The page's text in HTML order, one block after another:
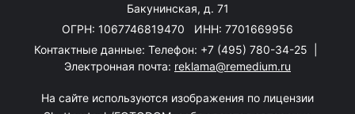
Бакунинская, д. 71
ОГРН: 1067746819470 ИНН: 7701669956
Контактные данные: Телефон: +7 (495) 780-34-25
Электронная почта: reklama@remedium.ru
На сайте используются изображения по лицензии